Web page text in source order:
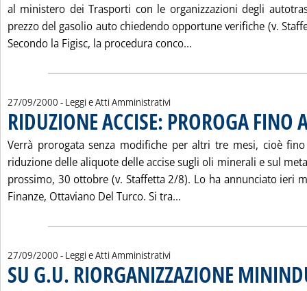
al ministero dei Trasporti con le organizzazioni degli
prezzo del gasolio auto chiedendo opportune verifiche (v.
Secondo la Figisc, la procedura conco...
27/09/2000 - Leggi e Atti Amministrativi
RIDUZIONE ACCISE: PROROGA
Verrà prorogata senza modifiche per altri tre mesi, cioè
riduzione delle aliquote delle accise sugli oli minerali e sul
prossimo, 30 ottobre (v. Staffetta 2/8). Lo ha annunciato ieri
Finanze, Ottaviano Del Turco. Si tra...
27/09/2000 - Leggi e Atti Amministrativi
SU G.U. RIORGANIZZAZIONE